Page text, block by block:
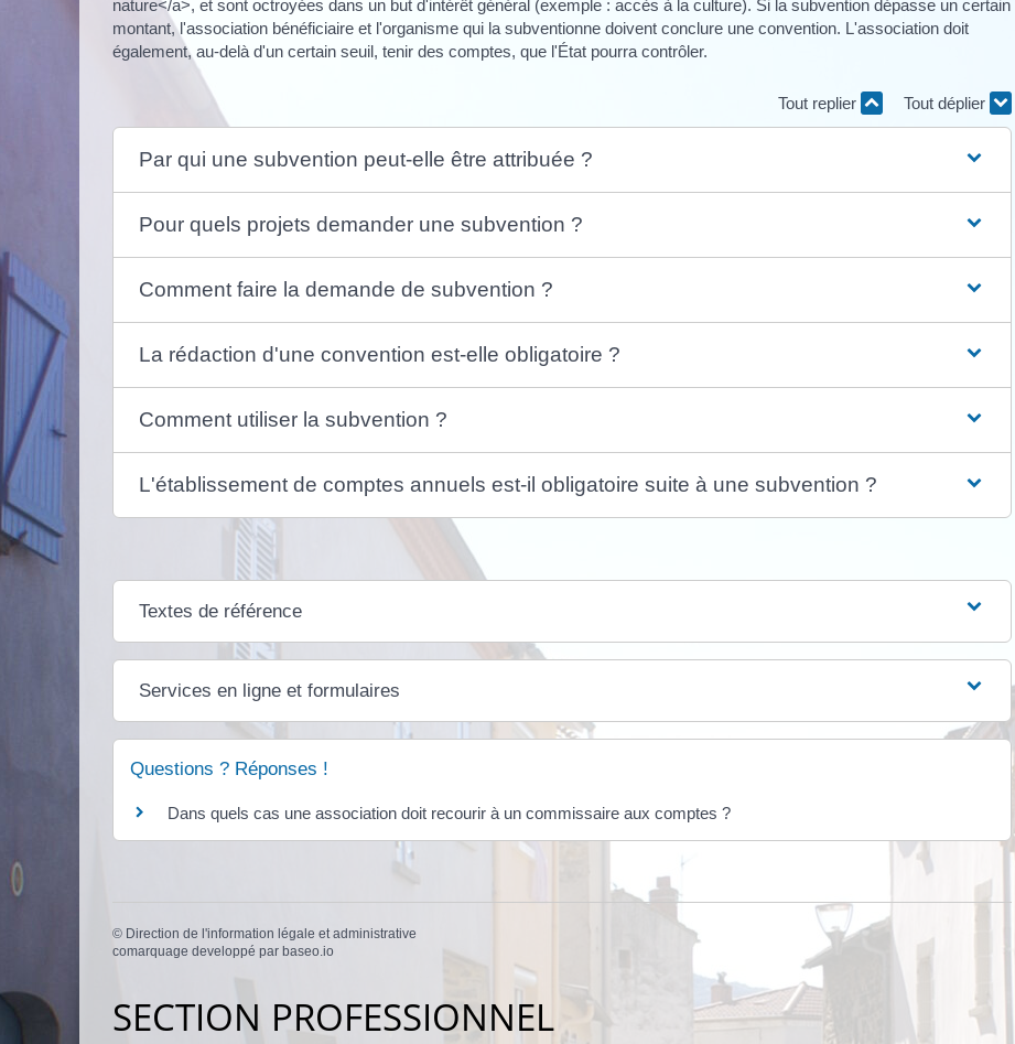
nature</a>, et sont octroyées dans un but d'intérêt général (exemple : accès à la culture). Si la subvention dépasse un certain
montant, l'association bénéficiaire et l'organisme qui la subventionne doivent conclure une convention. L'association doit
également, au-delà d'un certain seuil, tenir des comptes, que l'État pourra contrôler.
Tout replier Tout déplier
Par qui une subvention peut-elle être attribuée ?
Pour quels projets demander une subvention ?
Comment faire la demande de subvention ?
La rédaction d'une convention est-elle obligatoire ?
Comment utiliser la subvention ?
L'établissement de comptes annuels est-il obligatoire suite à une subvention ?
Textes de référence
Services en ligne et formulaires
Questions ? Réponses !
Dans quels cas une association doit recourir à un commissaire aux comptes ?
© Direction de l'information légale et administrative
comarquage developpé par baseo.io
SECTION PROFESSIONNEL